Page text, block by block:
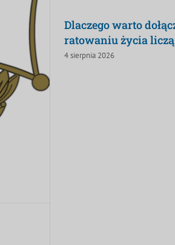
Dlaczego warto
ratowaniu życia
4 sierpnia 2026